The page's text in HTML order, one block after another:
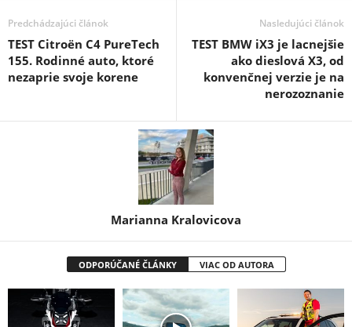
Predchádzajúci článok
TEST Citroën C4 PureTech
155. Rodinné auto, ktoré
nezaprie svoje korene
Nasledujúci článok
TEST BMW iX3 je lacnejšie
ako dieslová X3, od
konvenčnej verzie je na
nerozoznanie
Marianna Kralovicova
ODPORÚČANÉ ČLÁNKY VIAC OD AUTORA